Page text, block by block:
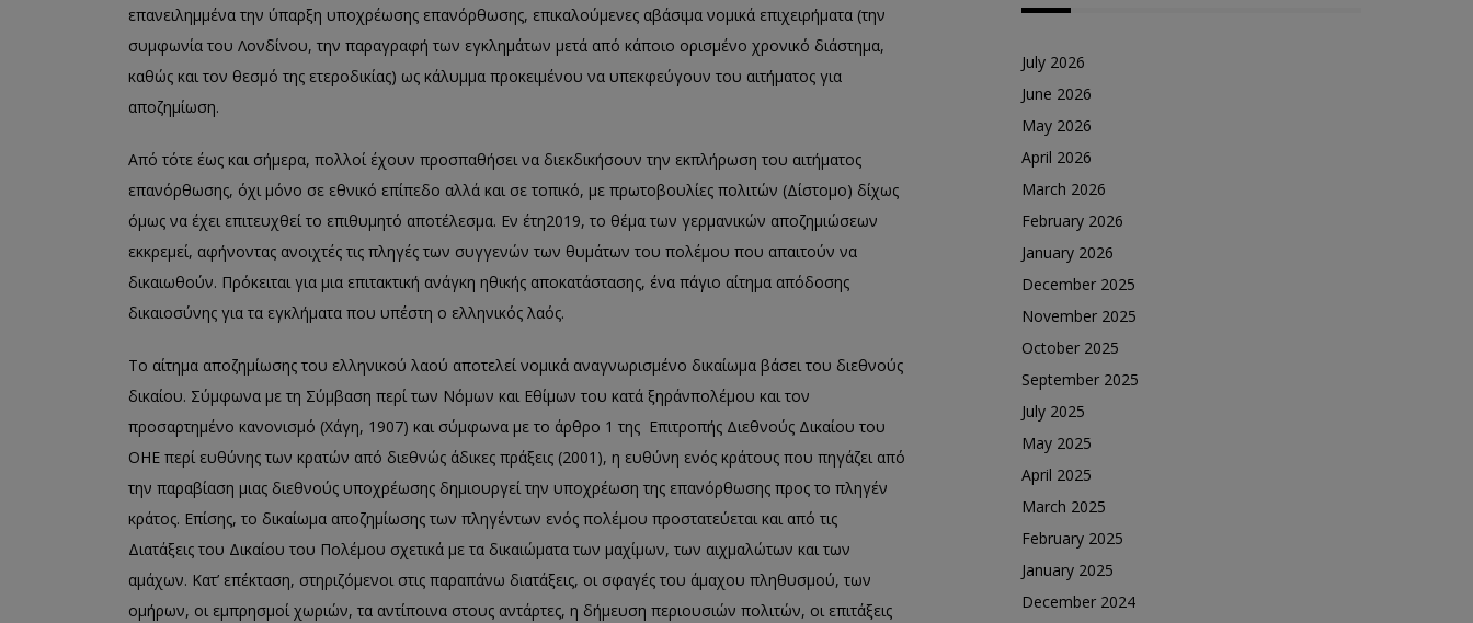
επανειλημμένα την ύπαρξη υποχρέωσης επανόρθωσης, επικαλούμενες αβάσιμα νομικά επιχειρήματα (την
συμφωνία του Λονδίνου, την παραγραφή των εγκλημάτων μετά από κάποιο ορισμένο χρονικό διάστημα,
καθώς και τον θεσμό της ετεροδικίας) ως κάλυμμα προκειμένου να υπεκφεύγουν του αιτήματος για
αποζημίωση.
Από τότε έως και σήμερα, πολλοί έχουν προσπαθήσει να διεκδικήσουν την εκπλήρωση του αιτήματος
επανόρθωσης, όχι μόνο σε εθνικό επίπεδο αλλά και σε τοπικό, με πρωτοβουλίες πολιτών (Δίστομο) δίχως
όμως να έχει επιτευχθεί το επιθυμητό αποτέλεσμα. Εν έτη2019, το θέμα των γερμανικών αποζημιώσεων
εκκρεμεί, αφήνοντας ανοιχτές τις πληγές των συγγενών των θυμάτων του πολέμου που απαιτούν να
δικαιωθούν. Πρόκειται για μια επιτακτική ανάγκη ηθικής αποκατάστασης, ένα πάγιο αίτημα απόδοσης
δικαιοσύνης για τα εγκλήματα που υπέστη ο ελληνικός λαός.
Το αίτημα αποζημίωσης του ελληνικού λαού αποτελεί νομικά αναγνωρισμένο δικαίωμα βάσει του διεθνούς
δικαίου. Σύμφωνα με τη Σύμβαση περί των Νόμων και Εθίμων του κατά ξηράνπολέμου και τον
προσαρτημένο κανονισμό (Χάγη, 1907) και σύμφωνα με το άρθρο 1 της Επιτροπής Διεθνούς Δικαίου του
ΟΗΕ περί ευθύνης των κρατών από διεθνώς άδικες πράξεις (2001 ), η ευθύνη ενός κράτους που πηγάζει από
την παραβίαση μιας διεθνούς υποχρέωσης δημιουργεί την υποχρέωση της επανόρθωσης προς το πληγέν
κράτος. Επίσης, το δικαίωμα αποζημίωσης των πληγέντων ενός πολέμου προστατεύεται και από τις
Διατάξεις του Δικαίου του Πολέμου σχετικά με τα δικαιώματα των μαχίμων, των αιχμαλώτων και των
αμάχων. Κατ’ επέκταση, στηριζόμενοι στις παραπάνω διατάξεις, οι σφαγές του άμαχου πληθυσμού, των
ομήρων, οι εμπρησμοί χωριών, τα αντίποινα στους αντάρτες, η δήμευση περιουσιών πολιτών, οι επιτάξεις
July 2026
June 2026
May 2026
April 2026
March 2026
February 2026
January 2026
December 2025
November 2025
October 2025
September 2025
July 2025
May 2025
April 2025
March 2025
February 2025
January 2025
December 2024